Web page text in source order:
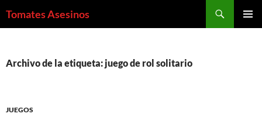
Tomates Asesinos
Archivo de la etiqueta: juego de rol solitario
JUEGOS